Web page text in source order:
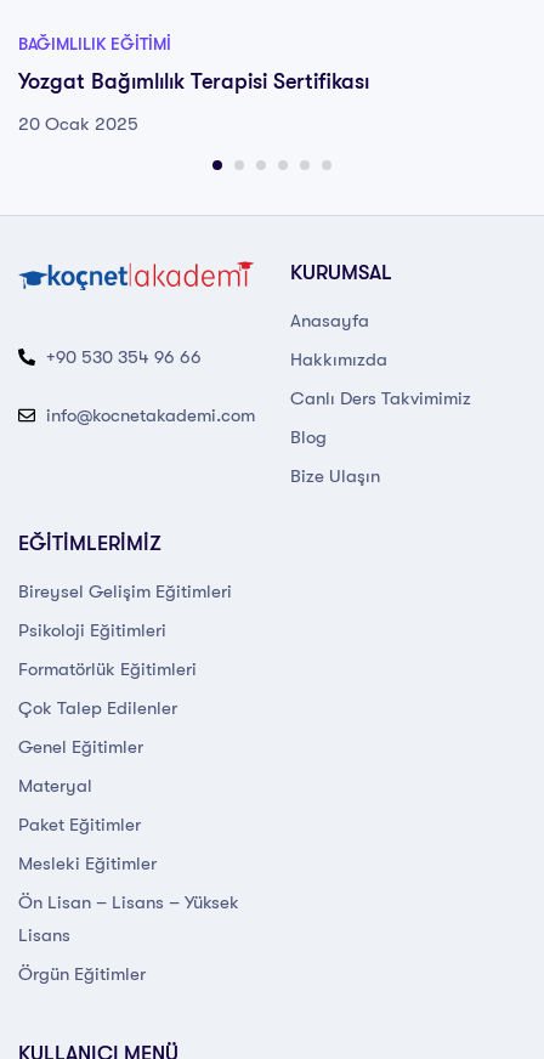
BAĞIMLILIK EĞITIMI
Yozgat Bağımlılık Terapisi Sertifikası
20 Ocak 2025
+90 530 354 96 66
info@kocnetakademi.com
KURUMSAL
Anasayfa
Hakkımızda
Canlı Ders Takvimimiz
Blog
Bize Ulaşın
EĞİTİMLERİMİZ
Bireysel Gelişim Eğitimleri
Psikoloji Eğitimleri
Formatörlük Eğitimleri
Çok Talep Edilenler
Genel Eğitimler
Materyal
Paket Eğitimler
Mesleki Eğitimler
Ön Lisan – Lisans – Yüksek
Lisans
Örgün Eğitimler
KULLANICI MENÜ